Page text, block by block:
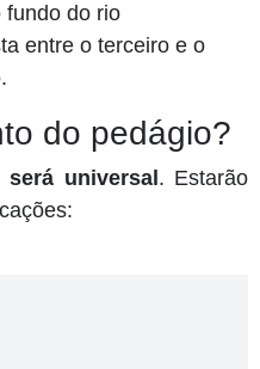
fundo do rio
entre o terceiro e o
do pedágio?
será universal . Estarão